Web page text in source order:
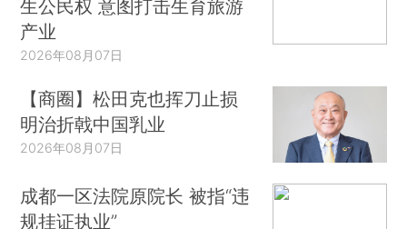
生公民权 意图打击生育旅游
产业
2026年08月07日
【商圈】松田克也挥刀止损
明治折戟中国乳业
2026年08月07日
成都一区法院原院长 被指“违
规挂证执业”